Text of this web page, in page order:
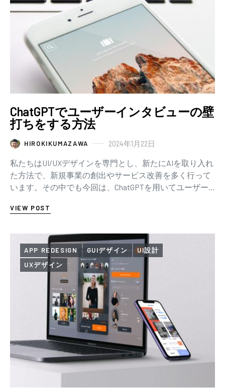
ChatGPTでユーザーインタビューの壁
打ちをする方法
HIROKIKUMAZAWA 2024年1月22日
私たちはUI/UXデザインを専門とし、新たにAIを取り入れ
た方法で、新規事業の創出やサービス改善を多く行って
います。その中でも今回は、ChatGPTを用いてユーザー
VIEW POST
APP REDESIGN GUIデザイン
UI設計
UXデザイン